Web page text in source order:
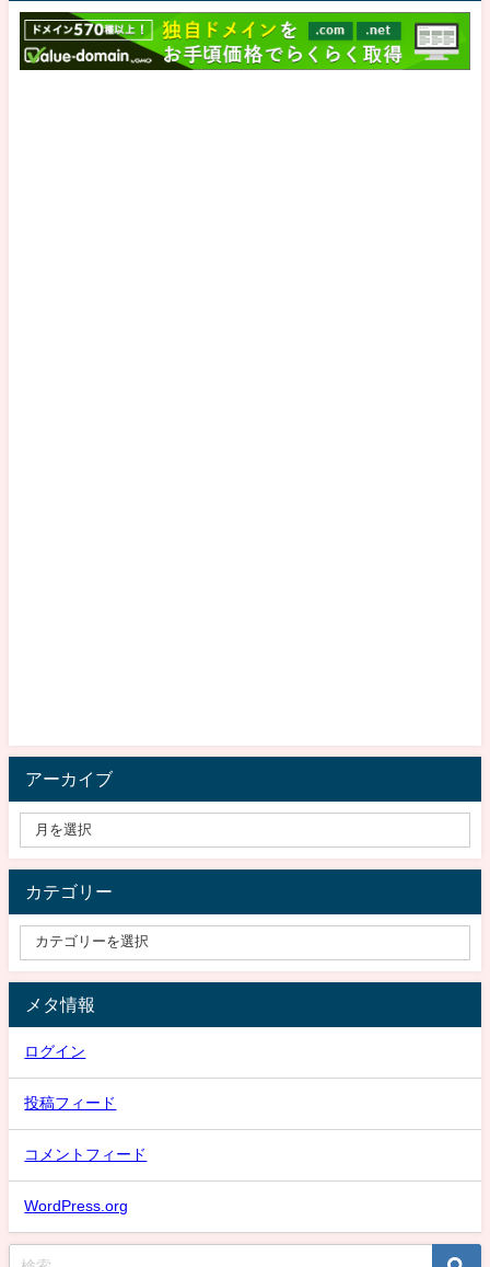
アーカイブ
カテゴリー
メタ情報
ログイン
投稿フィード
コメントフィード
WordPress.org